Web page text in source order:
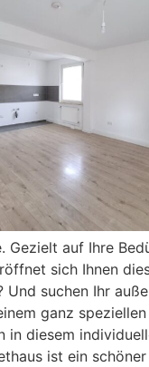
Gezielt auf Ihre
sich Ihnen
Und suchen Ihr
ganz
in diesem
ist ein